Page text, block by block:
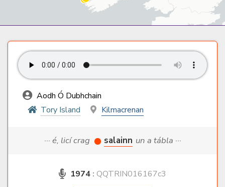
Aodh Ó Dubhchain
Tory Island
Kilmacrenan
··· é, licí crag salainn un a tábla ···
1974 : QQTRIN016167c3